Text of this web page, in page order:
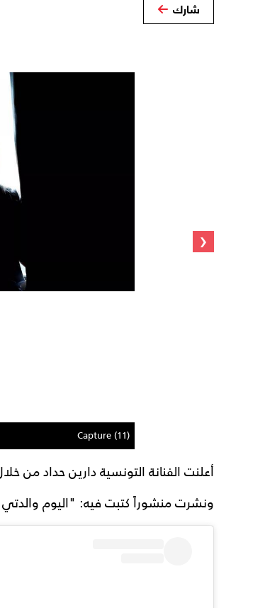
شارك
Capture (11)
‹
أعلنت الفنانة التونسية دارين حداد من
ونشرت منشوراً كتبت فيه: "اليوم والدتي